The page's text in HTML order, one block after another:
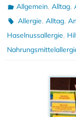
Allgemein,Alltag,
Allergie,Alltag,
Haselnussallergie,